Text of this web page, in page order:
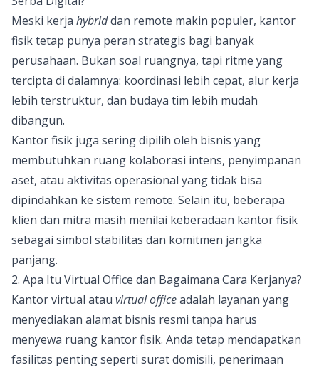
Meski kerja hybriddan remote makin populer, kantor
fisik tetap punya peran strategis bagi banyak
perusahaan. Bukan soal ruangnya, tapi ritme yang
tercipta di dalamnya: koordinasi lebih cepat, alur kerja
lebih terstruktur, dan budaya tim lebih mudah
dibangun.
Kantor fisik juga sering dipilih oleh bisnis yang
membutuhkan ruang kolaborasi intens, penyimpanan
aset, atau aktivitas operasional yang tidak bisa
dipindahkan ke sistem remote. Selain itu, beberapa
klien dan mitra masih menilai keberadaan kantor fisik
sebagai simbol stabilitas dan komitmen jangka
panjang.
2. Apa Itu Virtual Office dan Bagaimana Cara Kerjanya?
Kantor virtual atau virtual officeadalah layanan yang
menyediakan alamat bisnis resmi tanpa harus
menyewa ruang kantor fisik. Anda tetap mendapatkan
fasilitas penting seperti surat domisili, penerimaan